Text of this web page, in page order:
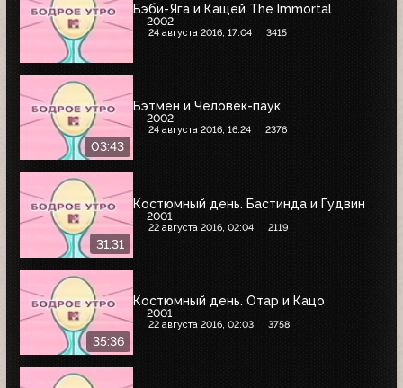
Бэби-Яга и Кащей The Immortal
2002
24 августа 2016, 17:04 3415
03:43
Бэтмен и Человек-паук
2002
24 августа 2016, 16:24 2376
31:31
Костюмный день. Бастинда и Гудвин
2001
22 августа 2016, 02:04 2119
35:36
Костюмный день. Отар и Кацо
2001
22 августа 2016, 02:03 3758